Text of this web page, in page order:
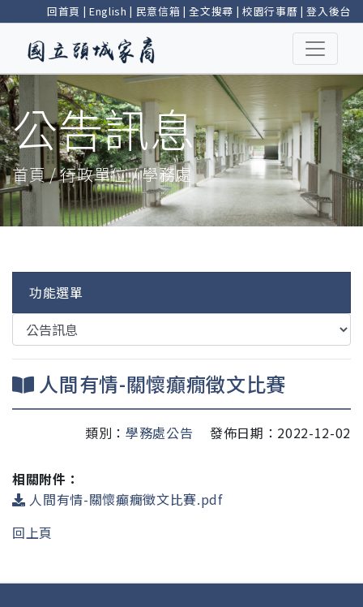
回首頁 | English | 民意信箱 |全文搜尋 | 校園行事曆 |登入後台
公告訊息
首頁 / 行政單位 / 學務處
功能選單
人間有情-關懷癲癇徵文比賽
類別： 學務處公告 發佈日期：2022-12-02
相關附件：
人間有情-關懷癲癇徵文比賽.pdf
回上頁